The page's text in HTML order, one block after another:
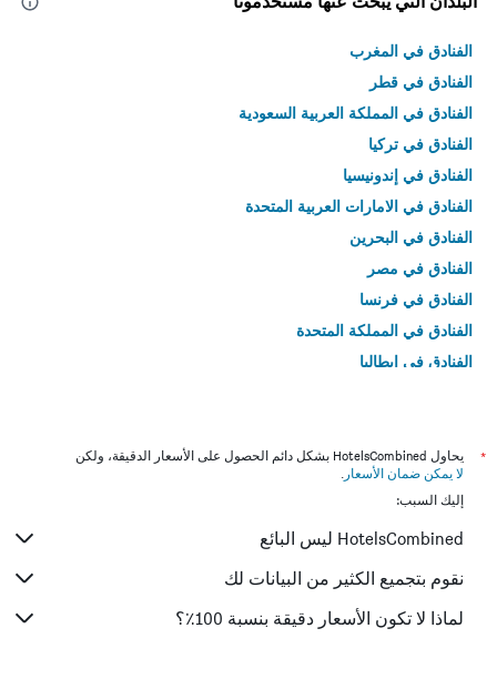
الفنادق في المغرب
الفنادق في قطر
الفنادق في المملكة العربية السعودية
الفنادق في تركيا
الفنادق في إندونيسيا
الفنادق في الامارات العربية المتحدة
الفنادق في البحرين
الفنادق في مصر
الفنادق في فرنسا
الفنادق في المملكة المتحدة
الفنادق في إيطاليا
*
يحاول HotelsCombined بشكل دائم الحصول على الأسعار الدقيقة، ولكن
لا يمكن ضمان الأسعار .
إليك السبب:
HotelsCombined ليس البائع
نقوم بتجميع الكثير من البيانات لك
لماذا لا تكون الأسعار دقيقة بنسبة 100٪؟